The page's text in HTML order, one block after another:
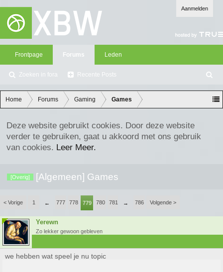
Aanmelden
Frontpage Forums
Zoeken in fora Recente Posts
Leden
oe
ke
n
Home Forums Gaming Games
Deze website gebruikt cookies. Door deze website
verder te gebruiken, gaat u akkoord met ons gebruik
van cookies. Leer Meer.
[Overig] [Algemeen] Games
< Vorige 1 ← 777 778 779 780 781 → 786 Volgende >
Yerewn
Zo lekker gewoon gebleven
we hebben wat speel je nu topic